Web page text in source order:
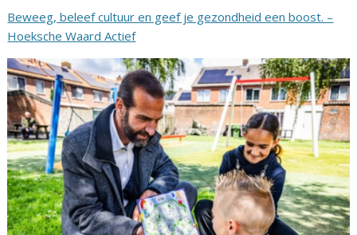
Beweeg, beleef cultuur en geef je gezondheid een boost. –
Hoeksche Waard Actief